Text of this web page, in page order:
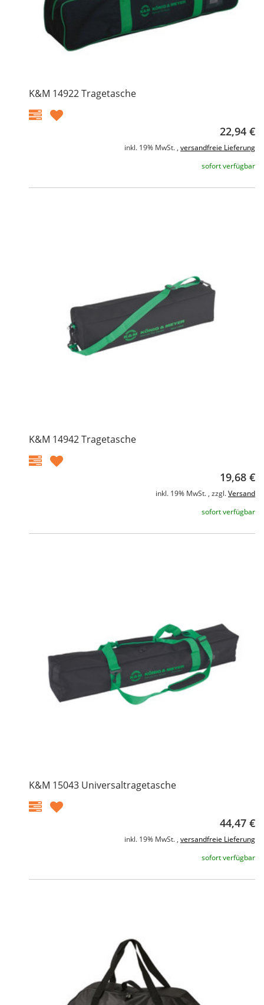
K&M 14922 Tragetasche
22,94 €
inkl. 19% MwSt. , versandfreie Lieferung
sofort verfügbar
K&M 14942 Tragetasche
19,68 €
inkl. 19% MwSt. , zzgl. Versand
sofort verfügbar
K&M 15043 Universaltragetasche
44,47 €
inkl. 19% MwSt. , versandfreie Lieferung
sofort verfügbar